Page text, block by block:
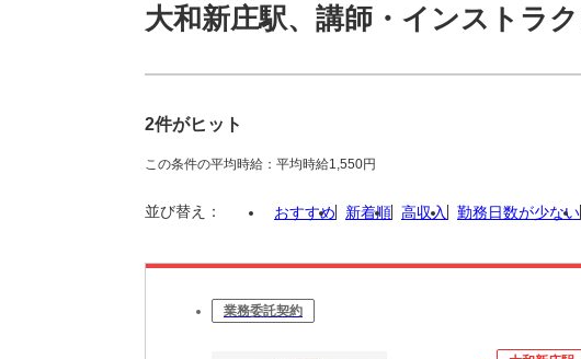
大和新庄駅、講師・インストラ
2件がヒット
この条件の平均時給：平均時給1,550円
並び替え： おすすめ 新着順 高収入 勤務日数が少ない
業務委託契約